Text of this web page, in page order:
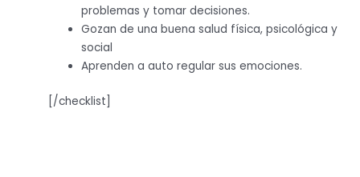
problemas y tomar decisiones.
Gozan de una buena salud física, psicológica y
social
Aprenden a auto regular sus emociones.
[/checklist]